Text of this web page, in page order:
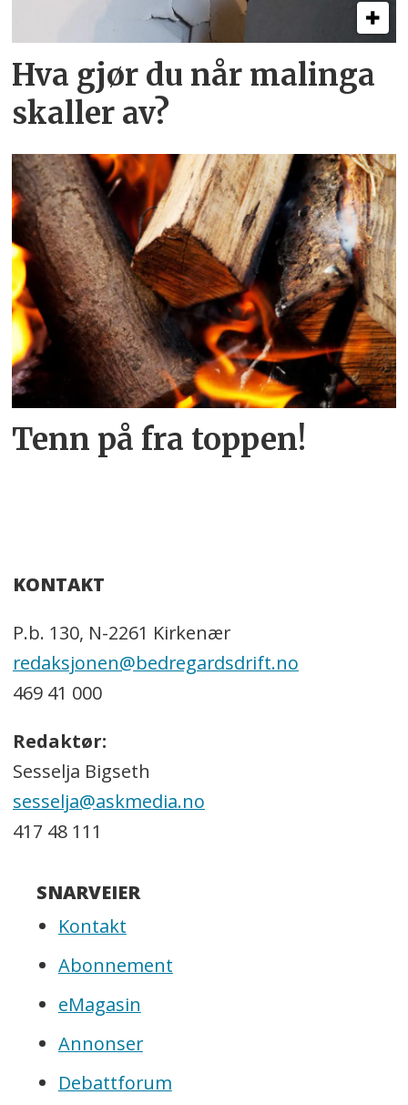
Hva gjør du når malinga
skaller av?
Tenn på fra toppen!
KONTAKT
P.b. 130, N-2261 Kirkenær
redaksjonen@bedregardsdrift.no
469 41 000
Redaktør:
Sesselja Bigseth
sesselja@askmedia.no
417 48 111
SNARVEIER
Kontakt
Abonnement
eMagasin
Annonser
Debattforum